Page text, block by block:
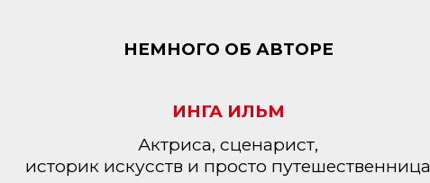
НЕМНОГО ОБ АВТОРЕ
ИНГА ИЛЬМ
Актриса, сценарист,
историк искусств и просто путешественница